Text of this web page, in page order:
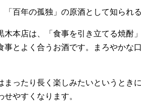
「百年の孤独」の原酒として知られる
木本店は、「食事を引き立てる焼酎
事とよく合うお酒です。まろやかな
まったり長く楽しみたいというとき
せやすくなります。